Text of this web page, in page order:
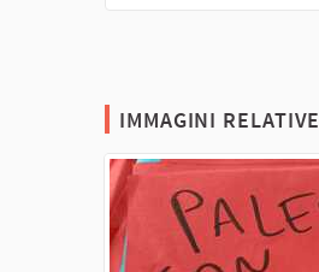
IMMAGINI RELATIVE